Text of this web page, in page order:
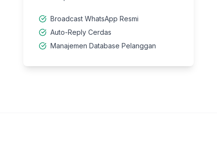
Broadcast WhatsApp Resmi
Auto-Reply Cerdas
Manajemen Database Pelanggan